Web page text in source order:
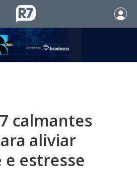
calmantes
aliviar
e estresse